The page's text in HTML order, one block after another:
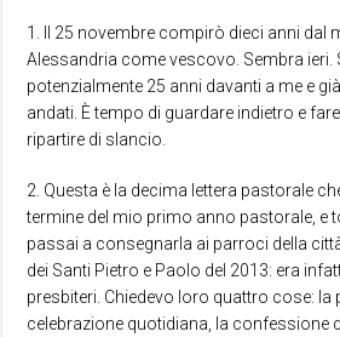
1. Il 25 novembre compirò dieci anni dal
Alessandria come vescovo. Sembra
potenzialmente 25 anni davanti a me e
andati. È tempo di guardare indietro e
ripartire di slancio.
2. Questa è la decima lettera pastorale
termine del mio primo anno pastorale, e
passai a consegnarla ai parroci della
dei Santi Pietro e Paolo del 2013: era
presbiteri. Chiedevo loro quattro cose: la
celebrazione quotidiana, la confessione